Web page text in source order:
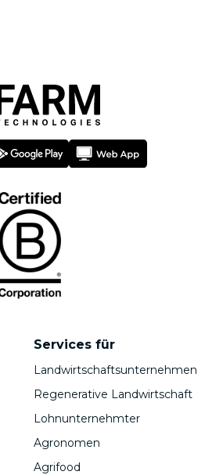
Services für
Landwirtschaftsunternehmen
Regenerative Landwirtschaft
Lohnunternehmter
Agronomen
Agrifood